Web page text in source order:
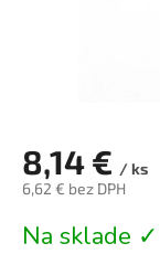
8,14 € / ks
6,62 € bez DPH
cena:
Na sklade ✓